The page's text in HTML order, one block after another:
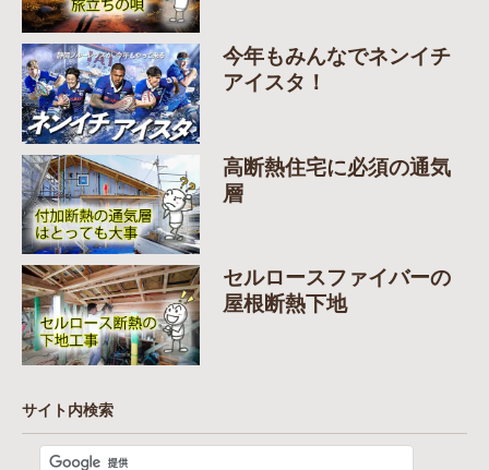
今年もみんなでネンイチ
アイスタ！
高断熱住宅に必須の通気
層
セルロースファイバーの
屋根断熱下地
サイト内検索